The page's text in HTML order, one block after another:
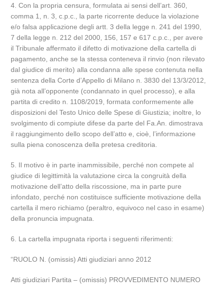
4. Con la propria censura, formulata ai sensi dell’art. 360,
comma 1, n. 3, c.p.c., la parte ricorrente deduce la violazione
e/o falsa applicazione degli artt. 3 della legge n. 241 del 1990,
7 della legge n. 212 del 2000, 156, 157 e 617 c.p.c., per avere
il Tribunale affermato il difetto di motivazione della cartella di
pagamento, anche se la stessa conteneva il rinvio (non rilevato
dal giudice di merito) alla condanna alle spese contenuta nella
sentenza della Corte d’Appello di Milano n. 3830 del 13/3/2012,
già nota all’opponente (condannato in quel processo), e alla
partita di credito n. 1108/2019, formata conformemente alle
disposizioni del Testo Unico delle Spese di Giustizia; inoltre, lo
svolgimento di compiute difese da parte del Fa.An. dimostrava
il raggiungimento dello scopo dell’atto e, cioè, l’informazione
sulla piena conoscenza della pretesa creditoria.
5. Il motivo è in parte inammissibile, perché non compete al
giudice di legittimità la valutazione circa la congruità della
motivazione dell’atto della riscossione, ma in parte pure
infondato, perché non costituisce sufficiente motivazione della
cartella il mero richiamo (peraltro, equivoco nel caso in esame)
della pronuncia impugnata.
6. La cartella impugnata riporta i seguenti riferimenti:
“RUOLO N. (omissis) Atti giudiziari anno 2012
Atti giudiziari Partita – (omissis) PROVVEDIMENTO NUMERO